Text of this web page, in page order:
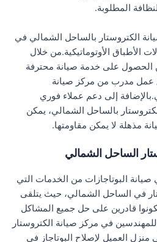
المطلوبة.
الكتروستار بالساحل الشمالي في
الأوتوماتيكية.من خلال
الحصول على خدمة صيانة محترفة
عمل مدرب من مركز صيانة
إلى دعم عملاء فوري
بالساحل الشمالي، يمكن
مذهلة لا يمكن مقاومتها.
الساحل الشمالي
البوتاجازات من الخدمات التي
في الساحل الشمالي، حيث يتلقى
قادرين على حل جميع المشاكل
في مركز صيانة الكتروستار
منزل العميل لإصلاح البوتاجاز في